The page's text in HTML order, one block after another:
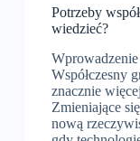
Potrzeby
wiedzieć?
Współczesny
znacznie
Zmieniające
nową